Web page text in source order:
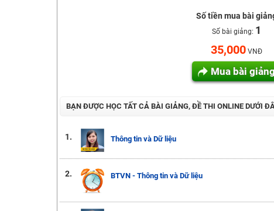
Luyện thi vào lớp 10 môn Toán, Văn, Hóa, Anh, Lý với giáo
Số tiền mua bài
Số bài giảng: 1
35,000VNĐ
Mua bài
BẠN ĐƯỢC HỌC TẤT CẢ BÀI GIẢNG, ĐỀ THI ONLINE DƯỚI
1. Thông tin và Dữ liệu
2. BTVN - Thông tin và Dữ liệu